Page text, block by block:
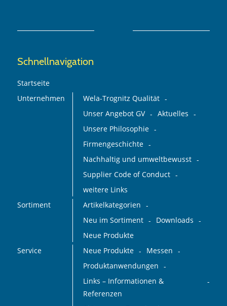
Schnellnavigation
Startseite
Unternehmen
Wela-Trognitz Qualität
Unser Angebot GV
Aktuelles
Unsere Philosophie
Firmengeschichte
Nachhaltig und umweltbewusst
Supplier Code of Conduct
weitere Links
Sortiment
Artikelkategorien
Neu im Sortiment
Downloads
Neue Produkte
Service
Neue Produkte
Messen
Produktanwendungen
Links – Informationen &
Referenzen